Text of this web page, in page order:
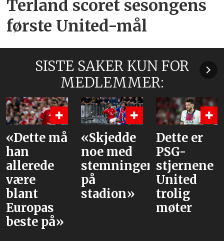
Terland scoret sesongens
første United-mål
SISTE SAKER KUN FOR
MEDLEMMER:
«Dette må
han
allerede
være
blant
Europas
beste på»
«Skjedde
noe med
stemningen
på
stadion»
Dette er
PSG-
stjernene
United
trolig
møter